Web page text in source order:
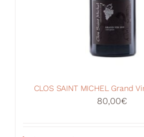
CLOS SAINT MICHEL Grand
80,00€